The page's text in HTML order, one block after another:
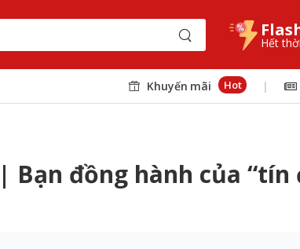
Hết
Khuyến mãi Hot |
đồng hành của “tín